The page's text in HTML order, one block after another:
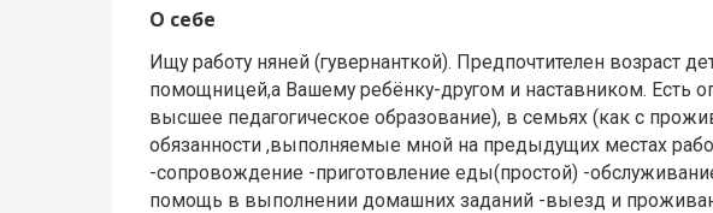
О себе
Ищу работу няней (гувернанткой). Предпочтителен возраст
помощницей,а Вашему ребёнку-другом и наставником. Есть
высшее педагогическое образование), в семьях (как с
обязанности ,выполняемые мной на предыдущих местах
-сопровождение -приготовление еды(простой) -
помощь в выполнении домашних заданий -выезд и